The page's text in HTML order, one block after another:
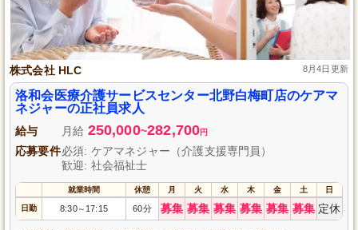
株式会社 HLC 8月4日更新
洛和会医療介護サービスセンター北野白梅町店のケアマ
ネジャーの正社員求人
給与 月給 250,000~282,700円
応募要件必須: ケアマネジャー（介護支援専門員）
歓迎: 社会福祉士
就業時間 休憩 月 火 水 木 金 土 日
日勤 8:30～ 17:15 60分 募集 募集 募集 募集 募集 募集 定休